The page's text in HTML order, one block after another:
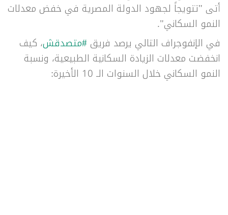
أتى "تتويجاً لجهود الدولة المصرية في خفض معدلات
النمو السكاني".
في الإنفوجراف التالي يرصد فريق #متصدقش، كيف
انخفضت معدلات الزيادة السكانية الطبيعية، ونسبة
النمو السكاني خلال السنوات الـ 10 الأخيرة: